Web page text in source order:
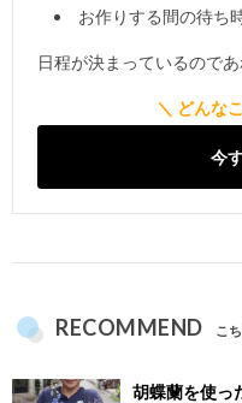
お作りする間の待ち
日程が決まっているので
今
RECOMMEND こ
胡蝶蘭を使っ